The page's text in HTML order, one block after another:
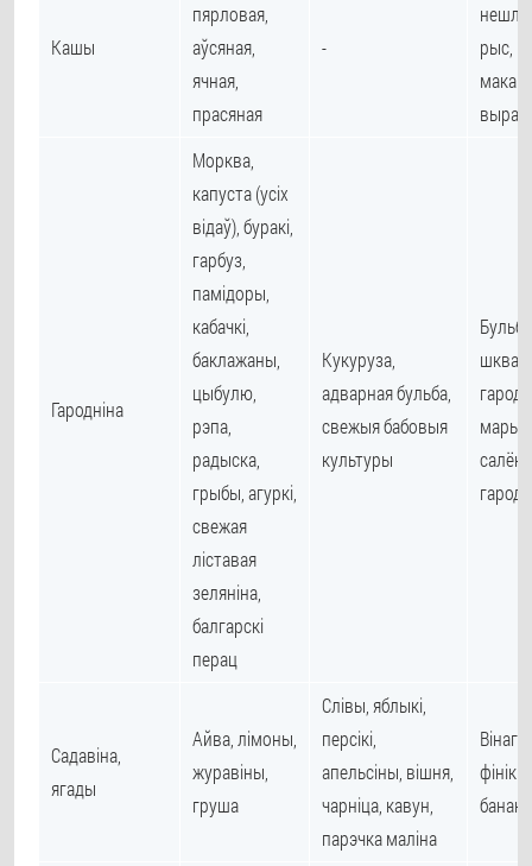
Кашы
пярловая,
аўсяная,
ячная,
прасяная
-
рыс,
Гародніна
Морква,
капуста (усіх
відаў), буракі,
гарбуз,
памідоры,
кабачкі,
баклажаны,
цыбулю,
рэпа,
радыска,
грыбы, агуркі,
свежая
ліставая
зеляніна,
балгарскі
перац
Кукуруза,
адварная бульба,
свежыя бабовыя
культуры
Садавіна,
ягады
Айва, лімоны,
журавіны,
груша
Слівы, яблыкі,
персікі,
апельсіны, вішня,
чарніца, кавун,
парэчка маліна